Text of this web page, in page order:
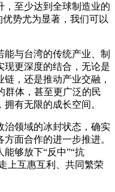
，至少达到全球制造业的
势尤为显著，我们可以
与台湾的传统产业、制
现更深度的结合，无论是
，还是推动产业交融，
群体，甚至更广泛的民
有无限的成长空间。
领域的冰封状态，确实
面合作的进一步推进。
够放下“反中”“抗
上互惠互利、共同繁荣